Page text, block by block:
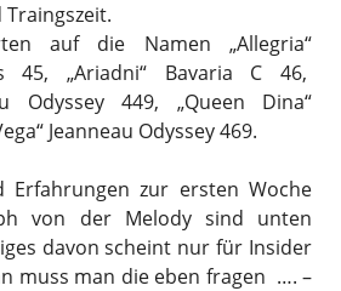
Traingszeit.
auf die Namen „Allegria“
45, „Ariadni“ Bavaria C 46,
Odyssey 449, „Queen Dina“
Jeanneau Odyssey 469.
Erfahrungen zur ersten Woche
von der Melody sind unten
davon scheint nur für Insider
muss man die eben fragen …. –